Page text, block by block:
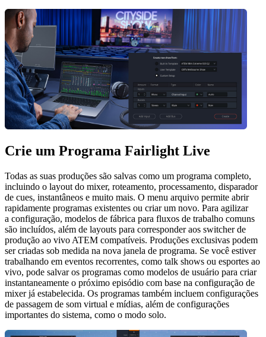
Crie um Programa Fairlight Live
Todas as suas produções são salvas como um programa completo,
incluindo o layout do mixer, roteamento, processamento, disparador
de cues, instantâneos e muito mais. O menu arquivo permite abrir
rapidamente programas existentes ou criar um novo. Para agilizar
a configuração, modelos de fábrica para fluxos de trabalho comuns
são incluídos, além de layouts para corresponder aos switcher de
produção ao vivo ATEM compatíveis. Produções exclusivas podem
ser criadas sob medida na nova janela de programa. Se você estiver
trabalhando em eventos recorrentes, como talk shows ou esportes ao
vivo, pode salvar os programas como modelos de usuário para criar
instantaneamente o próximo episódio com base na configuração de
mixer já estabelecida. Os programas também incluem configurações
de passagem de som virtual e mídias, além de configurações
importantes do sistema, como o modo solo.